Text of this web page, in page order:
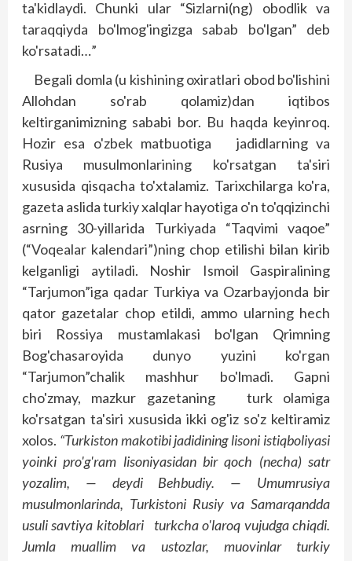
ta'kidlaydi. Chunki ular “Sizlarni(ng) obodlik va
taraqqiyda bo'lmog'ingizga sabab bo'lgan” deb
ko'rsatadi…”
Begali domla (u kishining oxiratlari obod bo'lishini
Allohdan so'rab qolamiz)dan iqtibos
keltirganimizning sababi bor. Bu haqda keyinroq.
Hozir esa o'zbek matbuotiga jadidlarning va
Rusiya musulmonlarining ko'rsatgan ta'siri
xususida qisqacha to'xtalamiz. Tarixchilarga ko'ra,
gazeta aslida turkiy xalqlar hayotiga o'n to'qqizinchi
asrning 30-yillarida Tur­kiyada “Taqvimi vaqoe”
(“Voqealar kalendari”)ning chop etilishi bilan kirib
kelganligi aytiladi. Noshir Ismoil Gaspiralining
“Tarjumon”iga qadar Turkiya va Ozarbayjonda bir
qator gazetalar chop etildi, ammo ularning hech
biri Rossiya mustamlakasi bo'lgan Qrimning
Bog'chasaroyida dunyo yuzini ko'rgan
“Tarjumon”chalik mashhur bo'lmadi. Gapni
cho'zmay, mazkur gazetaning turk olamiga
ko'rsatgan ta'siri xususida ikki og'iz so'z keltiramiz
xolos. “Turkis­ton makotibi jadidining lisoni istiqboliyasi
yoinki pro'g'ram lisoniyasidan bir qoch (necha) satr
yozalim, — deydi Behbudiy. — Umumrusiya
musulmonlarinda, Turkistoni Rusiy va Samarqandda
usuli savtiya kitoblari turkcha o'laroq vujudga chiqdi.
Jumla muallim va ustozlar, muovinlar turkiy